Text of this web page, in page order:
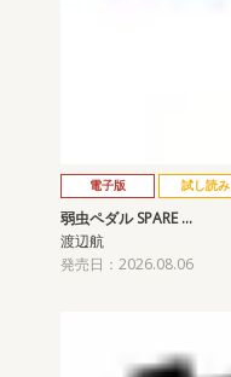
電子版 試し読み
弱虫ペダル SPARE …
渡辺航
発売日：2026.08.06